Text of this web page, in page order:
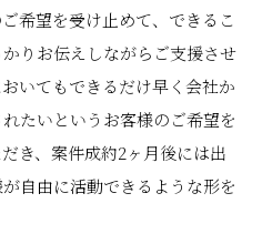
希望を受け止めて、できるこ
りお伝えしながらご支援させ
いてもできるだけ早く会社か
たいというお客様のご希望を
き、案件成約2ヶ月後には出
自由に活動できるような形を